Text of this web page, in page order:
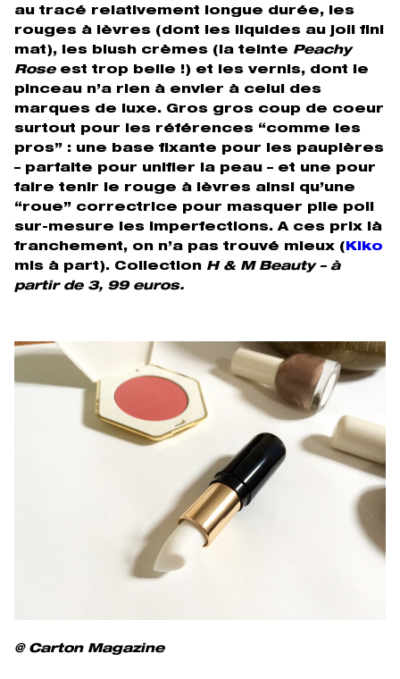
au tracé relativement longue durée, les
rouges à lèvres (dont les liquides au joli fini
mat), les blush crèmes (la teinte Peachy
Roseest trop belle !) et les vernis, dont le
pinceau n’a rien à envier à celui des
marques de luxe. Gros gros coup de coeur
surtout pour les références “comme les
pros” : une base fixante pour les paupières
– parfaite pour unifier la peau – et une pour
faire tenir le rouge à lèvres ainsi qu’une
“roue” correctrice pour masquer pile poil
sur-mesure les imperfections. A ces prix là
franchement, on n’a pas trouvé mieux (Kiko
mis à part). Collection H & M Beauty – à
partir de 3, 99 euros.
@ Carton Magazine